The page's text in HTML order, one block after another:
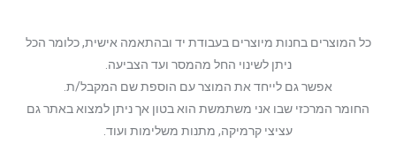
כל המוצרים בחנות מיוצרים בעבודת יד ובהתאמה אישית, כלומר הכל
ניתן לשינוי החל מהמסר ועד הצביעה.
אפשר גם לייחד את המוצר עם הוספת שם המקבל/ת.
החומר המרכזי שבו אני משתמשת הוא בטון אך ניתן למצוא באתר גם
עציצי קרמיקה, מתנות משלימות ועוד.